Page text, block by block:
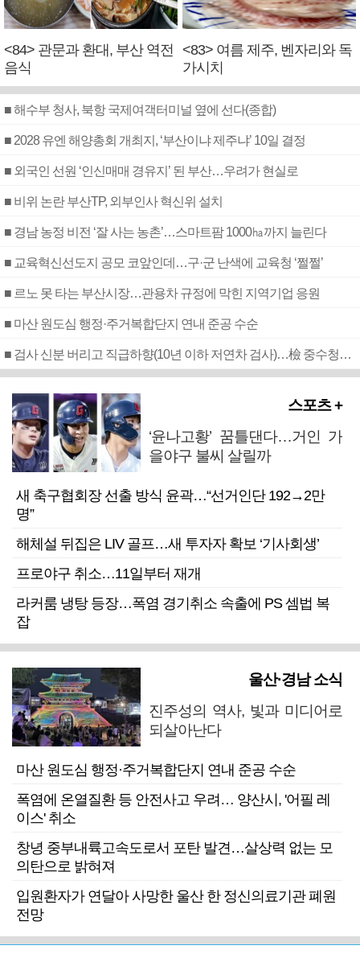
<84> 관문과 환대, 부산 역전
음식
<83> 여름 제주, 벤자리와 독
가시치
■ 해수부 청사, 북항 국제여객터미널 옆에 선다(종합)
■ 2028 유엔 해양총회 개최지, ‘부산이냐 제주냐’ 10일 결정
■ 외국인 선원 ‘인신매매 경유지’ 된 부산…우려가 현실로
■ 비위 논란 부산TP, 외부인사 혁신위 설치
■ 경남 농정 비전 ‘잘 사는 농촌’…스마트팜 1000㏊까지 늘린다
■ 교육혁신선도지 공모 코앞인데…구·군 난색에 교육청 ‘쩔쩔’
■ 르노 못 타는 부산시장…관용차 규정에 막힌 지역기업 응원
■ 마산 원도심 행정·주거복합단지 연내 준공 수순
■ 검사 신분 버리고 직급하향(10년 이하 저연차 검사)…檢 중수청행 기피
스포츠 +
‘윤나고황’ 꿈틀댄다…거인 가
을야구 불씨 살릴까
새 축구협회장 선출 방식 윤곽…“선거인단 192→2만
명”
해체설 뒤집은 LIV 골프…새 투자자 확보 ‘기사회생’
프로야구 취소…11일부터 재개
라커룸 냉탕 등장…폭염 경기취소 속출에 PS 셈법 복
잡
울산·경남 소식
진주성의 역사, 빛과 미디어로
되살아난다
마산 원도심 행정·주거복합단지 연내 준공 수순
폭염에 온열질환 등 안전사고 우려… 양산시, '어필 레
이스' 취소
창녕 중부내륙고속도로서 포탄 발견…살상력 없는 모
의탄으로 밝혀져
입원환자가 연달아 사망한 울산 한 정신의료기관 폐원
전망